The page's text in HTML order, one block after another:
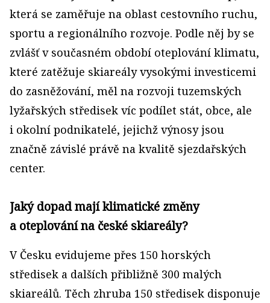
která se zaměřuje na oblast cestovního ruchu,
sportu a regionálního rozvoje. Podle něj by se
zvlášť v současném období oteplování klimatu,
které zatěžuje skiareály vysokými investicemi
do zasněžování, měl na rozvoji tuzemských
lyžařských středisek víc podílet stát, obce, ale
i okolní podnikatelé, jejichž výnosy jsou
značně závislé právě na kvalitě sjezdařských
center.
Jaký dopad mají klimatické změny
a oteplování na české skiareály?
V Česku evidujeme přes 150 horských
středisek a dalších přibližně 300 malých
skiareálů. Těch zhruba 150 středisek disponuje